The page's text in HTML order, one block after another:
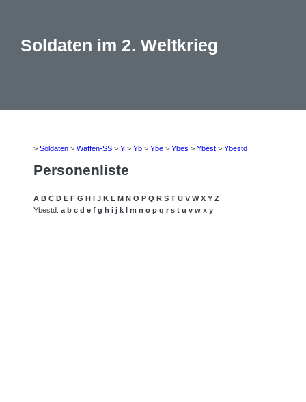
Soldaten im 2. Weltkrieg
> Soldaten > Waffen-SS > Y > Yb > Ybe > Ybes > Ybest > Ybestd
Personenliste
A B C D E F G H I J K L M N O P Q R S T U V W X Y Z
Ybestd: a b c d e f g h i j k l m n o p q r s t u v w x y